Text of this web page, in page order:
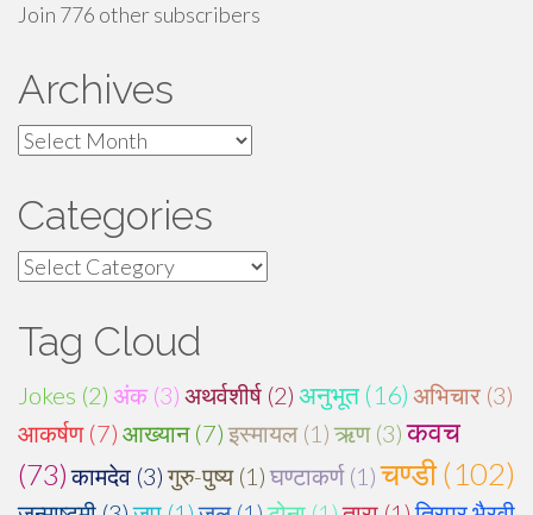
Join 776 other subscribers
Archives
Archives
Categories
Categories
Tag Cloud
Jokes (2) अंक (3) अथर्वशीर्ष (2) अनुभूत (16) अभिचार (3)
आकर्षण (7) आख्यान (7) इस्मायल (1) ऋण (3) कवच
(73) कामदेव (3) गुरु-पुष्य (1) घण्टाकर्ण (1) चण्डी (102)